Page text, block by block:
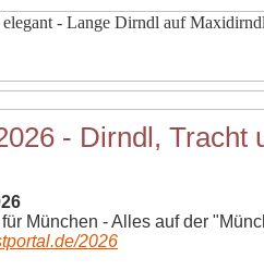
- Dirndl, Tracht
München - Alles auf der
2026